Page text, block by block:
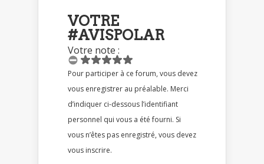
VOTRE
#AVISPOLAR
Votre note :
Pour participer à ce forum, vous devez
vous enregistrer au préalable. Merci
d’indiquer ci-dessous l’identifiant
personnel qui vous a été fourni. Si
vous n’êtes pas enregistré, vous devez
vous inscrire.